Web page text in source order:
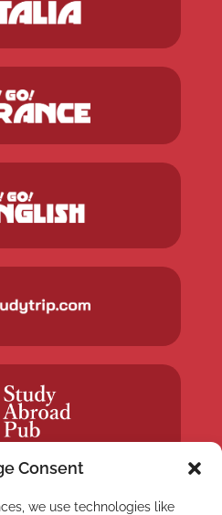
Consent
we use technologies like